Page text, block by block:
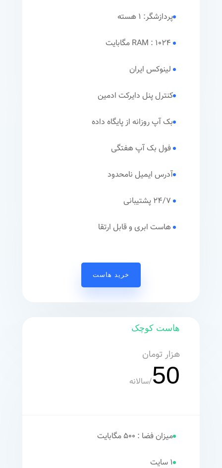
پردازشگر: 1 هسته
RAM : 1024 مگابایت
لینوکس ایران
کنترل پنل دایرکت ادمین
بک آپ روزانه از پایگاه داده
فول بک آپ هفتگی
آدرس ایمیل نامحدود
24/7 پشتیبانی
هاست ابری و قابل ارتقا
خرید هاست
هاست کوچک
هزار تومان
50
/سالانه
میزان فضا : 500 مگابایت
1 سایت